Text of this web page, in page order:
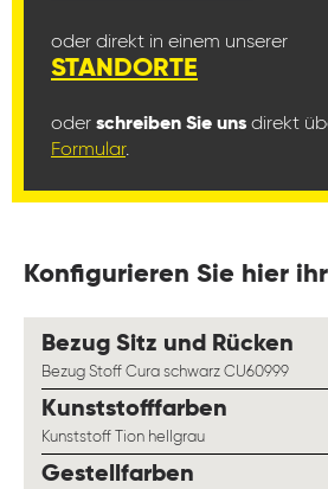
oder direkt in einem unserer
STANDORTE
oder schreiben Sie uns direkt
Formular.
Konfigurieren Sie hier
Bezug Sitz und Rücken
Bezug Stoff Cura schwarz CU60999
Kunststofffarben
Kunststoff Tion hellgrau
Gestellfarben